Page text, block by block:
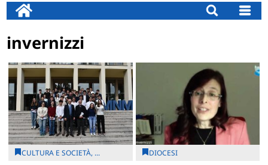
invernizzi
CULTURA E SOCIETÀ, ... DIOCESI